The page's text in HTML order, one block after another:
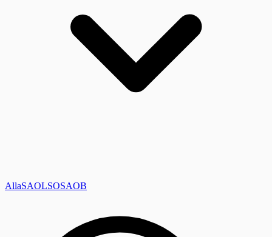
AllaSAOLSOSAOB